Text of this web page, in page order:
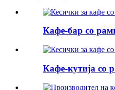
Кафе-бар со
Кафе-кутија со